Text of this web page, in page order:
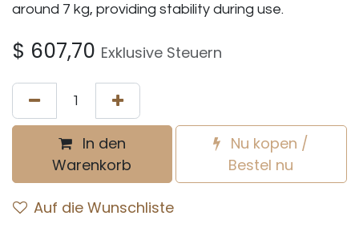
around 7 kg, providing stability during use.
$ 607,70 Exklusive Steuern
In den
Warenkorb
Nu kopen /
Bestel nu
Auf die Wunschliste